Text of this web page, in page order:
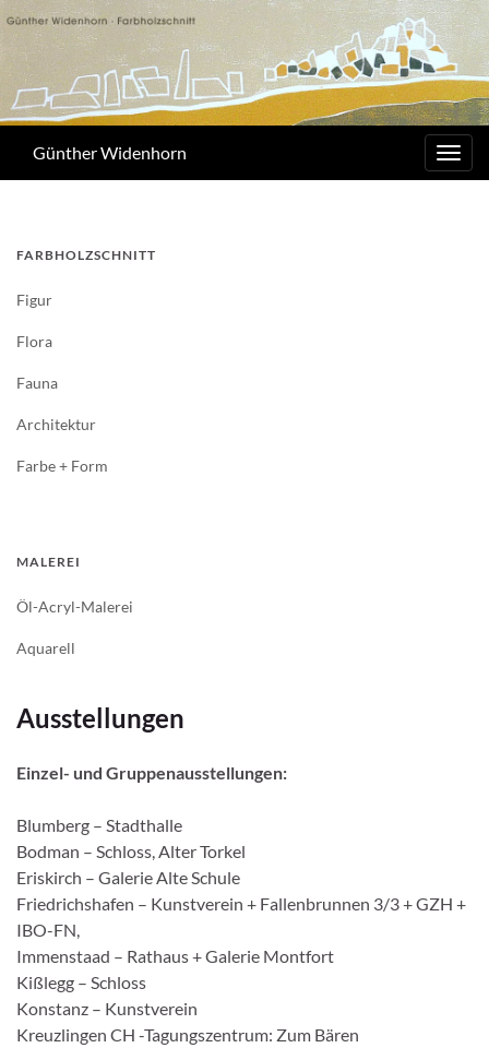
Günther Widenhorn
FARBHOLZSCHNITT
Figur
Flora
Fauna
Architektur
Farbe + Form
MALEREI
Öl-Acryl-Malerei
Aquarell
Ausstellungen
Einzel- und Gruppenausstellungen:
Blumberg – Stadthalle
Bodman – Schloss, Alter Torkel
Eriskirch – Galerie Alte Schule
Friedrichshafen – Kunstverein + Fallenbrunnen 3/3 + GZH +
IBO-FN,
Immenstaad – Rathaus + Galerie Montfort
Kißlegg – Schloss
Konstanz – Kunstverein
Kreuzlingen CH -Tagungszentrum: Zum Bären